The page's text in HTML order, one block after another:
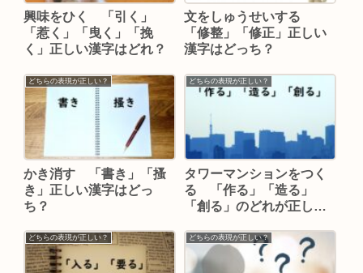
興味をひく 「引く」
「惹く」「曳く」「挽
く」正しい漢字はどれ？
文をしゅうせいする
「修整」「修正」正しい
漢字はどっち？
どちらの表現が正しい？
かき消す 「書き」「搔
き」正しい漢字はどっ
ち？
どちらの表現が正しい？
タワーマンションをつく
る 「作る」「造る」
「創る」のどれが正し
どちらの表現が正しい？ どちらの表現が正しい？